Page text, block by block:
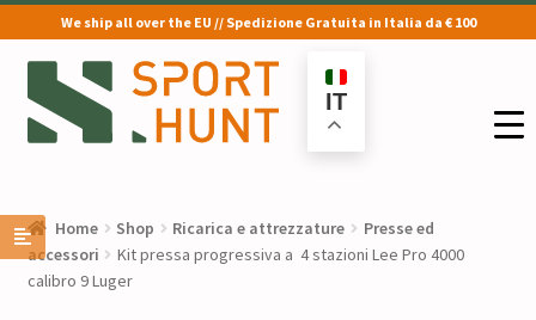
We ship all over the EU // Spedizione Gratuita in Italia da € 100
Vai
alla
navigazione
Vai
al
contenuto
IT
Home Shop Ricarica e attrezzature
Presse ed
accessori
Kit pressa progressiva a 4 stazioni Lee Pro 4000
calibro 9 Luger